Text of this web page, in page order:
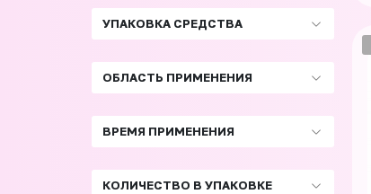
УПАКОВКА СРЕДСТВА
ОБЛАСТЬ ПРИМЕНЕНИЯ
ВРЕМЯ ПРИМЕНЕНИЯ
КОЛИЧЕСТВО В УПАКОВКЕ